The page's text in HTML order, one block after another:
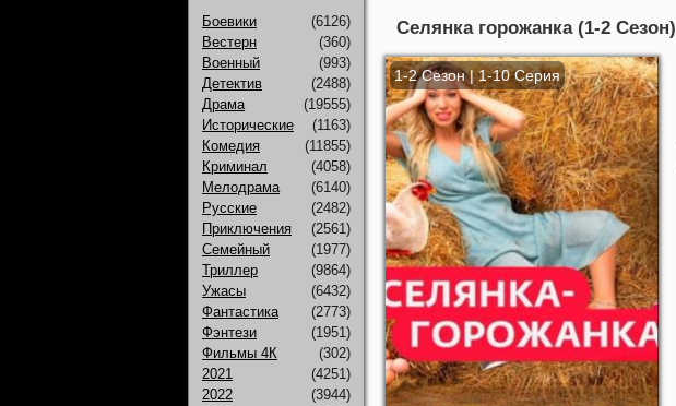
Селянка горожанка (1-2 Сезон)
1-2 Сезон | 1-10 Серия
Боевики
(6126)
Вестерн
(360)
Военный
(993)
Детектив
(2488)
Драма
(19555)
Исторические
(1163)
Комедия
(11855)
Криминал
(4058)
Мелодрама
(6140)
Русские
(2482)
Приключения
(2561)
Семейный
(1977)
Триллер
(9864)
Ужасы
(6432)
Фантастика
(2773)
Фэнтези
(1951)
Фильмы 4К
(302)
2021
(4251)
2022
(3944)